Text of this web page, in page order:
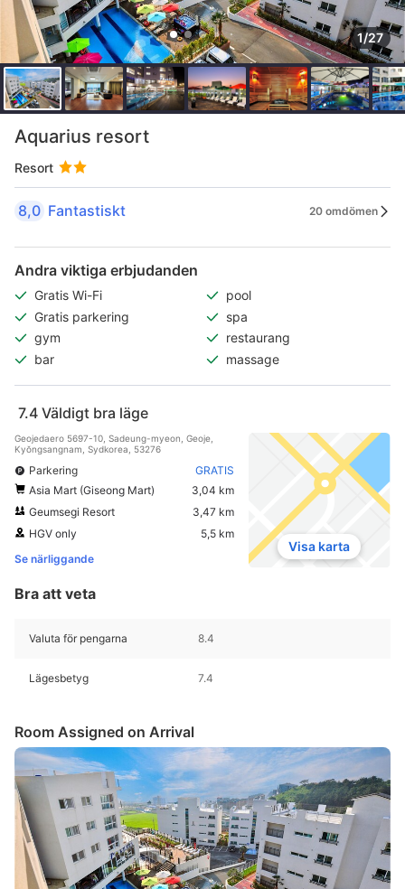
1/27
Aquarius resort
Resort
8,0 Fantastiskt 20 omdömen
Andra viktiga erbjudanden
Gratis Wi-Fi
pool
Gratis parkering
spa
gym
restaurang
bar
massage
7.4 Väldigt bra läge
Geojedaero 5697-10, Sadeung-myeon, Geoje,
Kyŏngsangnam, Sydkorea, 53276
Parkering
GRATIS
Asia Mart (Giseong Mart)
3,04 km
Geumsegi Resort
3,47 km
HGV only
5,5 km
Se närliggande
Visa karta
Bra att veta
Valuta för pengarna 8.4
Lägesbetyg 7.4
Room Assigned on Arrival